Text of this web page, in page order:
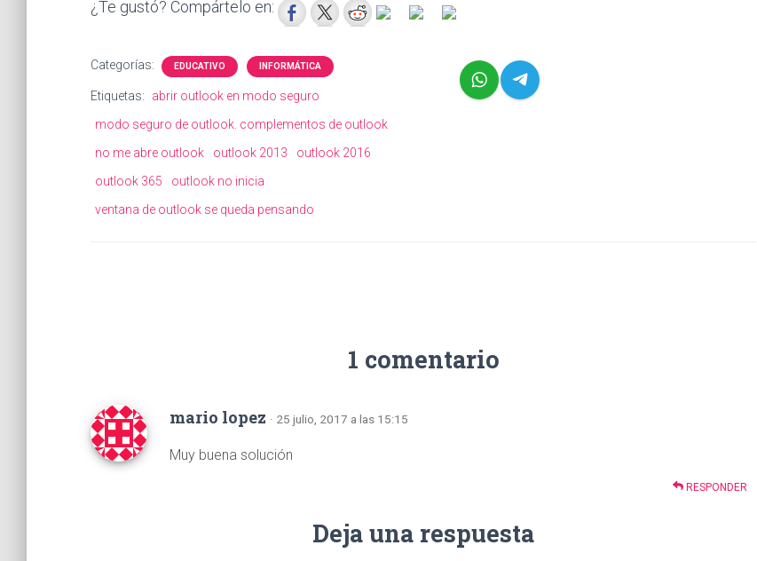
¿Te gustó? Compártelo en:
Categorías: EDUCATIVO INFORMÁTICA
Etiquetas:
abrir outlook en modo seguro
modo seguro de outlook. complementos de outlook
no me abre outlook
outlook 2013
outlook 2016
outlook 365
outlook no inicia
ventana de outlook se queda pensando
1 comentario
mario lopez · 25 julio, 2017 a las 15:15
Muy buena solución
RESPONDER
Deja una respuesta